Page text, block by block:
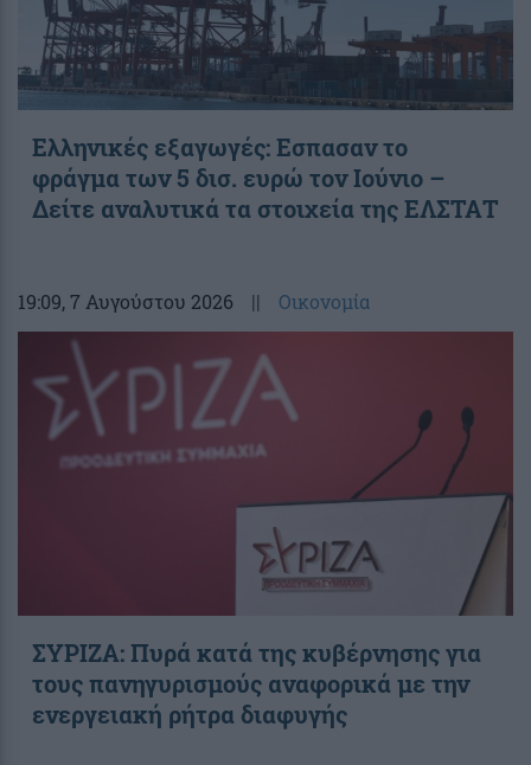
Ελληνικές εξαγωγές: Εσπασαν το
φράγμα των 5 δισ. ευρώ τον Ιούνιο –
Δείτε αναλυτικά τα στοιχεία της ΕΛΣΤΑΤ
19:09, 7 Αυγούστου 2026 || Οικονομία
ΣΥΡΙΖΑ: Πυρά κατά της κυβέρνησης για
τους πανηγυρισμούς αναφορικά με την
ενεργειακή ρήτρα διαφυγής